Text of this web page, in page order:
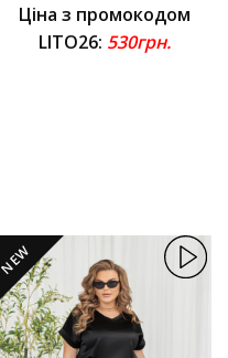
Ціна з промокодом
LITO26: 530грн.
NEW